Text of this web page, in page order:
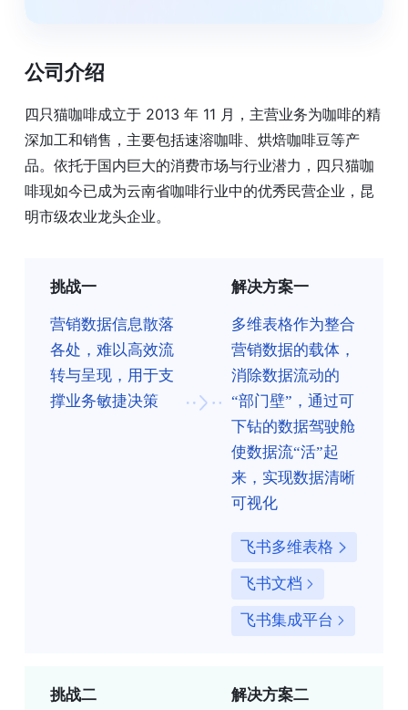
公司介绍
四只猫咖啡成立于 2013 年 11 月，主营业务为咖啡的精
深加工和销售，主要包括速溶咖啡、烘焙咖啡豆等产
品。依托于国内巨大的消费市场与行业潜力，四只猫咖
啡现如今已成为云南省咖啡行业中的优秀民营企业，昆
明市级农业龙头企业。
挑战一
营销数据信息散落
各处，难以高效流
转与呈现，用于支
撑业务敏捷决策
解决方案一
多维表格作为整合
营销数据的载体，
消除数据流动的
“部门壁”，通过可
下钻的数据驾驶舱
使数据流“活”起
来，实现数据清晰
可视化
飞书多维表格
飞书文档
飞书集成平台
挑战二 解决方案二